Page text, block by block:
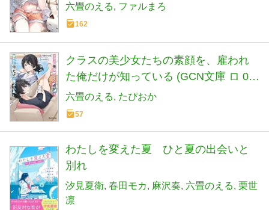
庫J)
六畳のえる ファルまろ
162
クラスの美少女たちの素顔を、雇われ
た俺だけが知っている (GCN文庫 ロ 01-
01)
六畳のえる たぴおか
57
わたしを変えた夏 ひと夏の出会いと
別れ
汐見夏衛 春田モカ 麻沢奏 六畳のえる 栗世
凛